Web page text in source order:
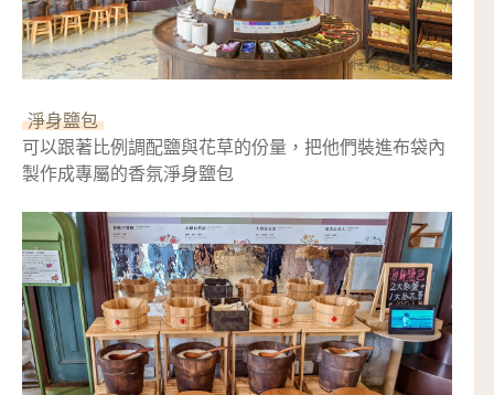
淨身鹽包
可以跟著比例調配鹽與花草的份量，把他們裝進布袋內
製作成專屬的香氛淨身鹽包